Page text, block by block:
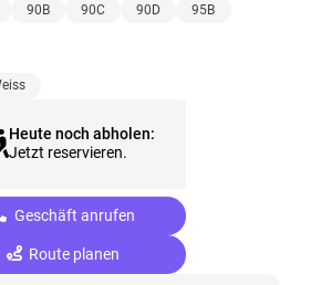
90B 90C 90D
95B
Heute noch abholen:
Jetzt reservieren.
Geschäft anrufen
Route planen